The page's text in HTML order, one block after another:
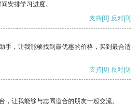
安排学习进度。
支持[0] 反对[0]
手，让我能够找到最优惠的价格，买到最合适
支持[0] 反对[0]
，让我能够与志同道合的朋友一起交流。